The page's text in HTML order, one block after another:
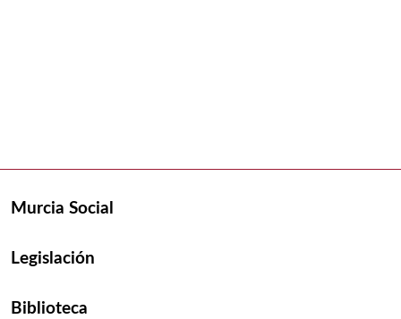
Murcia Social
Legislación
Biblioteca